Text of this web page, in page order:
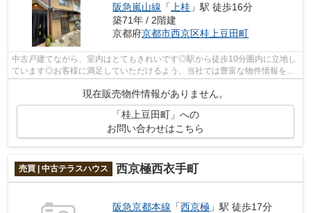
阪急嵐山線 「 上桂 」駅 徒歩16分
築71年 / 2階建
京都府京都市西京区桂上豆田町
中古戸建てながら、室内はとてもきれいです◎駅から徒歩10分圏内に立地し
ています◎お客様に満足していただけるよう、当社では豊富な物件情報を取
り扱っておりますので、不動産購入をお...
現在販売物件情報がありません。
「桂上豆田町」への
お問い合わせはこちら
売買 | 中古テラスハウス 西京極西衣手町
阪急京都本線 「西京極 」駅 徒歩17分